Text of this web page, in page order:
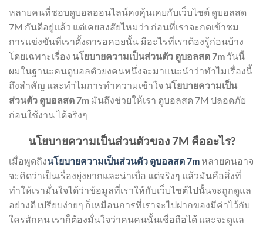
หลายคนที่ชอบดูบอลออนไลน์คงคุ้นเคยกับเว็บไซต์ ดูบอลสด
7M กันดีอยู่แล้ว แต่เคยสงสัยไหมว่า ก่อนที่เราจะกดเข้าชม
การแข่งขันที่เราตั้งตารอคอยนั้น มีอะไรที่เราต้องรู้ก่อนบ้าง
โดยเฉพาะเรื่อง นโยบายความเป็นส่วนตัว ดูบอลสด 7m วันนี้
ผมในฐานะคนดูบอลตัวยงคนหนึ่งจะมาแนะนำว่าทำไมเรื่องนี้
ถึงสำคัญ และทำไมการทำความเข้าใจ นโยบายความเป็น
ส่วนตัว ดูบอลสด 7m มันถึงช่วยให้เรา ดูบอลสด 7M ปลอดภัย
ก่อนใช้งาน ได้จริงๆ
นโยบายความเป็นส่วนตัวของ 7M คืออะไร?
เมื่อพูดถึงนโยบายความเป็นส่วนตัว ดูบอลสด 7m หลายคนอาจ
จะคิดว่าเป็นเรื่องยุ่งยากและน่าเบื่อ แต่จริงๆ แล้วมันคือสิ่งที่
ทำให้เรามั่นใจได้ว่าข้อมูลที่เราให้กับเว็บไซต์ไปนั้นจะถูกดูแล
อย่างดี เปรียบง่ายๆ ก็เหมือนการที่เราจะไปฝากของมีค่าไว้กับ
ใครสักคน เราก็ต้องมั่นใจว่าคนคนนั้นเชื่อถือได้ และจะดูแล